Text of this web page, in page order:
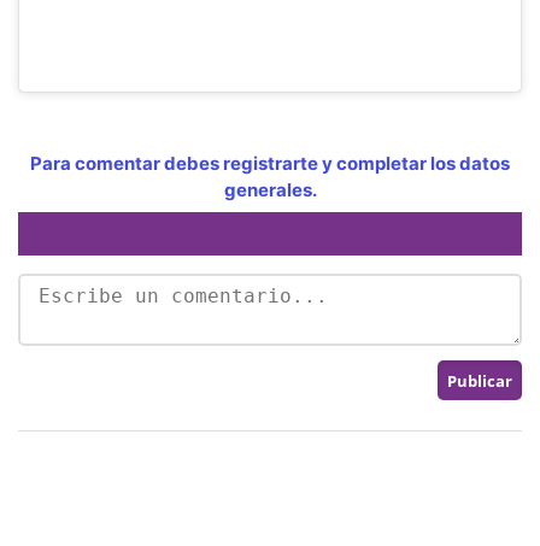
Para comentar debes registrarte y completar los datos
generales.